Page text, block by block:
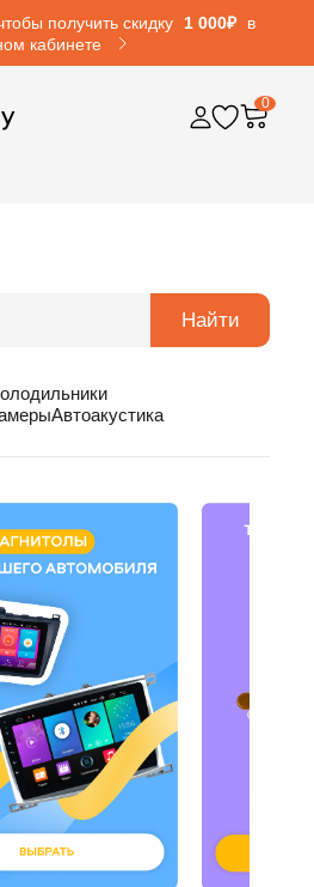
получить скидку 1 000₽
в
кабинете
0
Найти
Автоакустика